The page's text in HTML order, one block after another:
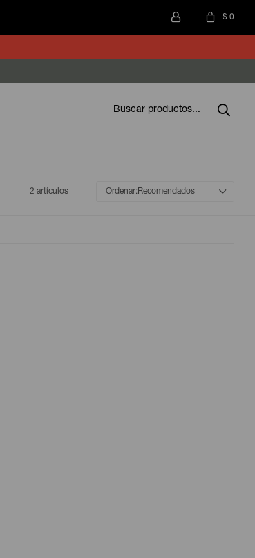
$ 0
2 artículos Recomendados